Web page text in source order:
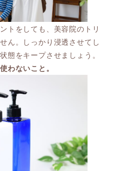
トをしても、美容院のトリ
ん。しっかり浸透させてし
態をキープさせましょう。
わないこと。